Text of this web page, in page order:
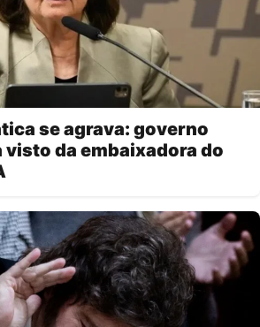
se agrava: governo
visto da embaixadora do